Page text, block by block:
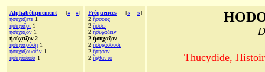
Alphabétiquement [« »]
ἡσυχάζετε 1
ἡσυχάζοι 1
ἡσύχαζόν 1
ἡσύχαζον 2
ἡσυχαζούσῃ 1
ἡσυχαζουσῶν 1
ἡσυχάσασα 1
Fréquences [« »]
2 ἥσσους
2 ἥσσω
2 ἡσυχάζειν
2 ἡσύχαζον
2 ἡσυχάσουσι
2 ᾔτησαν
2 ἤχθοντο Thucydide,